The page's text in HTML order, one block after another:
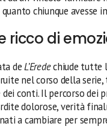
chiunque avesse
ricco di
deL’Eredechiude tutte
nel corso della
dei conti. Il percorso dei
dolorose, verità
a cambiare per